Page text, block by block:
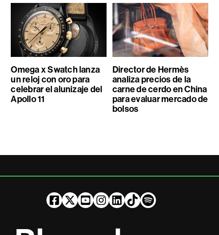
Omega x Swatch lanza
un reloj con oro para
celebrar el alunizaje del
Apollo 11
Director de Hermès
analiza precios de la
carne de cerdo en China
para evaluar mercado de
bolsos